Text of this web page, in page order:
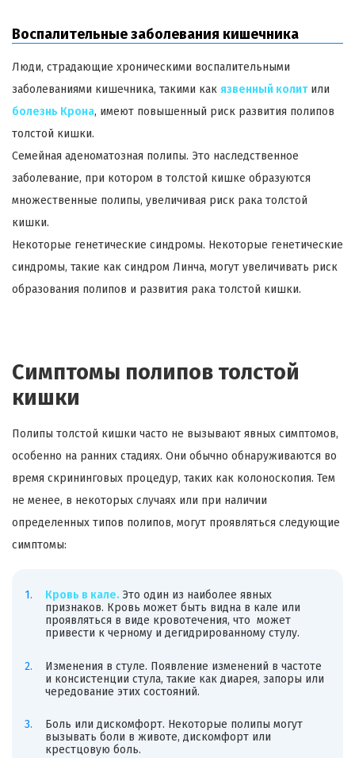
Воспалительные заболевания кишечника
Люди, страдающие хроническими воспалительными
заболеваниями кишечника, такими как язвенный колитили
болезнь Крона, имеют повышенный риск развития полипов
толстой кишки.
Семейная аденоматозная полипы. Это наследственное
заболевание, при котором в толстой кишке образуются
множественные полипы, увеличивая риск рака толстой
кишки.
Некоторые генетические синдромы. Некоторые генетические
синдромы, такие как синдром Линча, могут увеличивать риск
образования полипов и развития рака толстой кишки.
Симптомы полипов толстой
кишки
Полипы толстой кишки часто не вызывают явных симптомов,
особенно на ранних стадиях. Они обычно обнаруживаются во
время скрининговых процедур, таких как колоноскопия. Тем
не менее, в некоторых случаях или при наличии
определенных типов полипов, могут проявляться следующие
симптомы:
Кровь в кале. Это один из наиболее явных
признаков. Кровь может быть видна в кале или
проявляться в виде кровотечения, что может
привести к черному и дегидрированному стулу.
Изменения в стуле. Появление изменений в частоте
и консистенции стула, такие как диарея, запоры или
чередование этих состояний.
Боль или дискомфорт. Некоторые полипы могут
вызывать боли в животе, дискомфорт или
крестцовую боль.